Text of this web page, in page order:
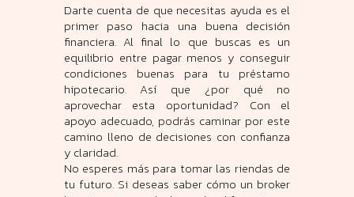
Darte cuenta de que necesitas ayuda es el
primer paso hacia una buena decisión
financiera. Al final lo que buscas es un
equilibrio entre pagar menos y conseguir
condiciones buenas para tu préstamo
hipotecario. Así que ¿por qué no
aprovechar esta oportunidad? Con el
apoyo adecuado, podrás caminar por este
camino lleno de decisiones con confianza
y claridad.
No esperes más para tomar las riendas de
tu futuro. Si deseas saber cómo un broker